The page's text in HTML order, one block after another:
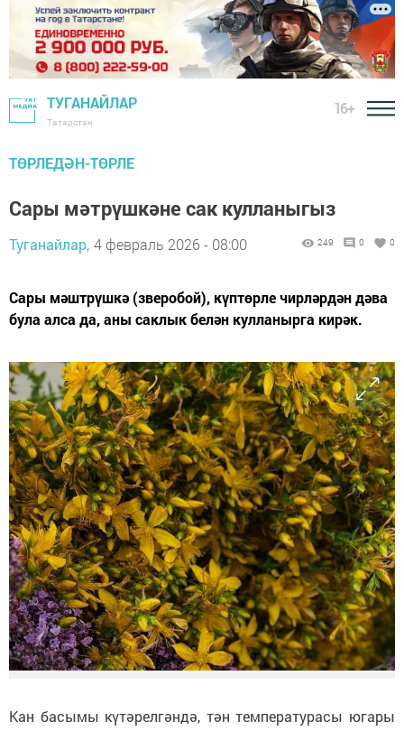
ТУГАНАЙЛАР
Татарстан
16+
ТӨРЛЕДӘН-ТӨРЛЕ
Сары мәтрүшкәне сак кулланыгыз
Туганайлар, 4 февраль 2026 - 08:00 249 0 0
Сары мәштрүшкә (зверобой), күптөрле чирләрдән дәва
була алса да, аны саклык белән кулланырга кирәк.
Кан басымы күтәрелгәндә, тән температурасы югары